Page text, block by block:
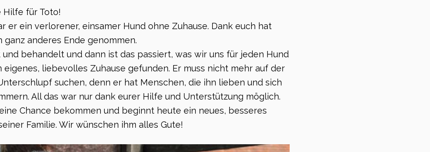
Hilfe für Toto!
er ein verlorener, einsamer Hund ohne Zuhause. Dank euch hat
ganz anderes Ende genommen.
behandelt und dann ist das passiert, was wir uns für jeden Hund
eigenes, liebevolles Zuhause gefunden. Er muss nicht mehr auf der
suchen, denn er hat Menschen, die ihn lieben und sich
All das war nur dank eurer Hilfe und Unterstützung möglich.
Chance bekommen und beginnt heute ein neues, besseres
Familie. Wir wünschen ihm alles Gute!